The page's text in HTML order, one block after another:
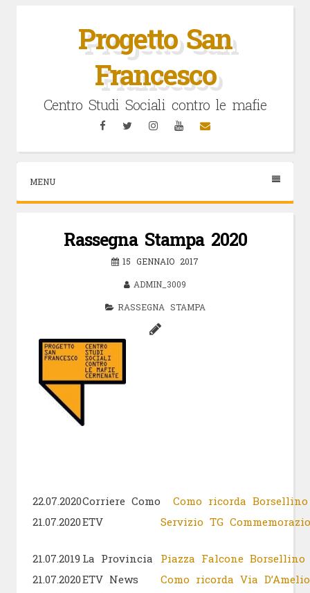
Progetto San
Francesco
Centro Studi Sociali contro le mafie
FacebookTwitterInstagramYouTubeEmail
MENU
Rassegna Stampa 2020
15 GENNAIO 2017
ADMIN_3009
RASSEGNA STAMPA
22.07.2020Corriere Como Como ricorda Borsellino
21.07.2020ETV Servizio TG
21.07.2019 La Provincia
Piazza Falcone
21.07.2020ETV News
Como ricorda Via D’Amelio